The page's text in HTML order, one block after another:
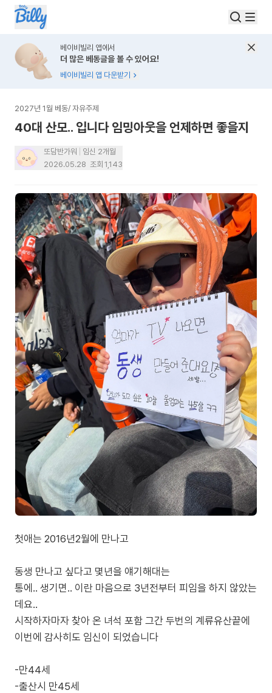
베이비빌리 앱에서
더 많은 베동글을 볼 수 있어요!
베이비빌리 앱 다운받기
2027년 1월 베동/ 자유주제
40대 산모.. 입니다 임밍아웃을 언제하면 좋을지
또담반가워
임신 2개월
2026.05.28 조회 1,143
첫애는 2016년2월에 만나고
동생 만나고 싶다고 몇년을 얘기해대는
통에.. 생기면.. 이란 마음으로 3년전부터 피임을 하지 않았는
데요..
시작하자마자 찾아 온 녀석 포함 그간 두번의 계류유산끝에
이번에 감사히도 임신이 되었습니다
-만44세
-출산시 만45세